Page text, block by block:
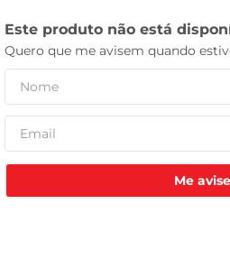
Me avise
leite pó